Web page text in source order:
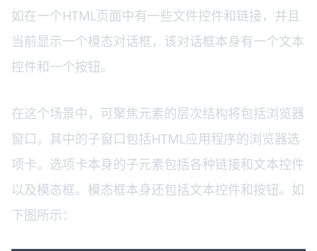
如在一个HTML页面中有一些文件控件和链接，并且
当前显示一个模态对话框，该对话框本身有一个文本
控件和一个按钮。
在这个场景中，可聚焦元素的层次结构将包括浏览器
窗口，其中的子窗口包括HTML应用程序的浏览器选
项卡。选项卡本身的子元素包括各种链接和文本控件
以及模态框。模态框本身还包括文本控件和按钮。如
下图所示：